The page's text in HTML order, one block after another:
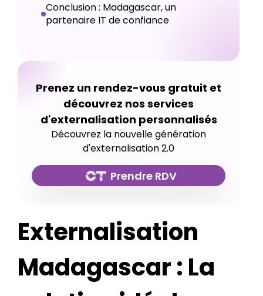
Conclusion : Madagascar, un
partenaire IT de confiance
Prenez un rendez-vous gratuit et
découvrez nos services
d'externalisation personnalisés
Découvrez la nouvelle génération
d'externalisation 2.0
Prendre RDV
Externalisation
Madagascar : La